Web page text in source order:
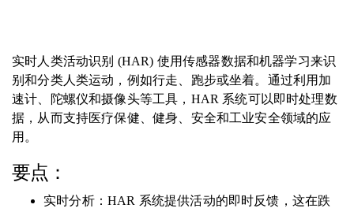
实时人类活动识别 (HAR) 使用传感器数据和机器学习来识
别和分类人类运动，例如行走、跑步或坐着。通过利用加
速计、陀螺仪和摄像头等工具，HAR 系统可以即时处理数
据，从而支持医疗保健、健身、安全和工业安全领域的应
用。
要点：
实时分析：HAR 系统提供活动的即时反馈，这在跌